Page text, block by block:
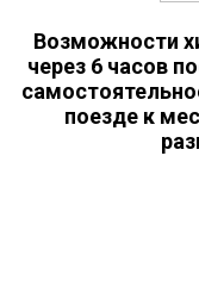
Возможности
через 6 часов
поезде к